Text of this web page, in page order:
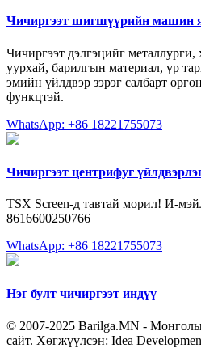
Чичиргээт шигшүүрийн машин
Чичиргээт дэлгэцийг
уурхай, барилгын материал, үр
эмийн үйлдвэр зэрэг салбарт
функцтэй.
WhatsApp: +86 18221755073
Чичиргээт центрифуг
TSX Screen-д тавтай морил! И-
8616600250766
WhatsApp: +86 18221755073
Нэг булт чичиргээт индүү
© 2007-2025 Barilga.MN -
сайт. Хөгжүүлсэн: Idea